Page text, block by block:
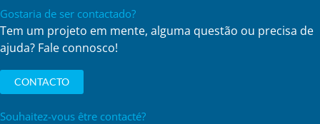
Gostaria de ser contactado?
Tem um projeto em mente, alguma questão ou precisa de
ajuda? Fale connosco!
CONTACTO
Souhaitez-vous être contacté?